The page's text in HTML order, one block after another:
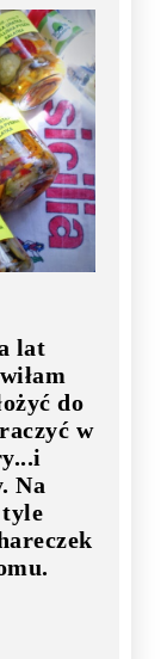
lat
do
w
Na